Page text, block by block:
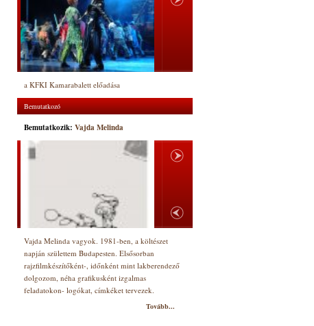
a KFKI Kamarabalett előadása
Bemutatkozó
Bemutatkozik: Vajda Melinda
Vajda Melinda vagyok. 1981-ben, a költészet
napján születtem Budapesten. Elsősorban
rajzfilmkészítőként-, időnként mint lakberendező
dolgozom, néha grafikusként izgalmas
feladatokon- logókat, címkéket tervezek.
Tovább...